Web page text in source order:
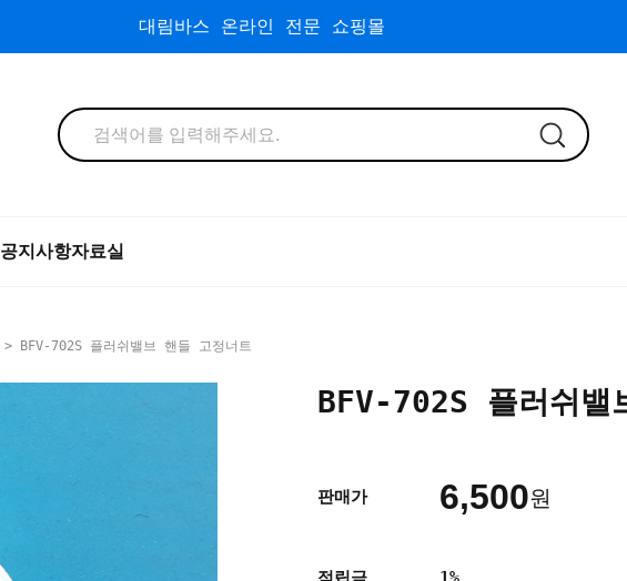
대림바스 온라인 전문 쇼핑몰
공지사항자료실
> BFV-702S 플러쉬밸브 핸들 고정너트
BFV-702S 플러쉬밸
판매가 6,500원